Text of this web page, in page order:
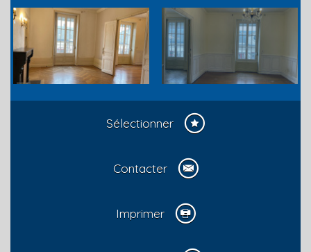
Sélectionner
Contacter
Imprimer